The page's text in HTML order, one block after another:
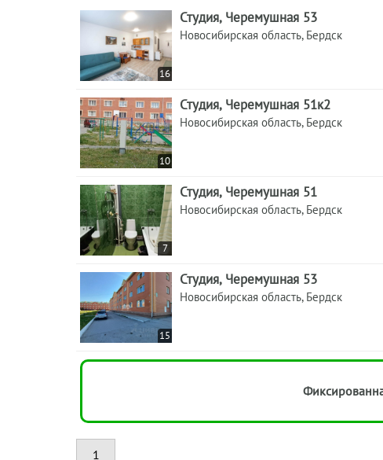
16
Студия, Черемушная 53
Новосибирская область, Бердск
10
Студия, Черемушная 51к2
Новосибирская область, Бердск
7
Студия, Черемушная 51
Новосибирская область, Бердск
15
Студия, Черемушная 53
Новосибирская область, Бердск
1